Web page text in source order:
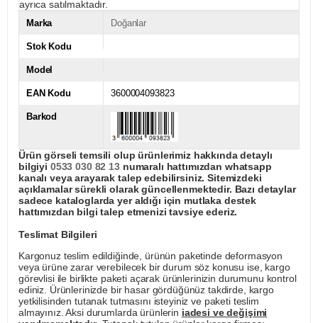
ayrıca satılmaktadır.
Marka Doğanlar
Stok Kodu
Model
EAN Kodu 3600004093823
Barkod
Ürün görseli temsili olup ürünlerimiz hakkında detaylı
bilgiyi 0533 030 82 13numaralı hattımızdan whatsapp
kanalı veya arayarak talep edebilirsiniz. Sitemizdeki
açıklamalar sürekli olarak güncellenmektedir. Bazı detaylar
sadece kataloglarda yer aldığı için mutlaka destek
hattımızdan bilgi talep etmenizi tavsiye ederiz.
Teslimat Bilgileri
Kargonuz teslim edildiğinde, ürünün paketinde deformasyon
veya ürüne zarar verebilecek bir durum söz konusu ise, kargo
görevlisi ile birlikte paketi açarak ürünlerinizin durumunu kontrol
ediniz. Ürünlerinizde bir hasar gördüğünüz takdirde, kargo
yetkilisinden tutanak tutmasını isteyiniz ve paketi teslim
almayınız. Aksi durumlarda ürünlerin iadesi ve değişimi